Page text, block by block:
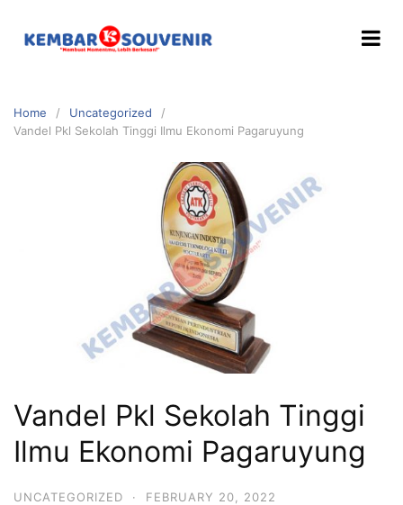
Home
Uncategorized
Vandel Pkl Sekolah Tinggi Ilmu Ekonomi Pagaruyung
Vandel Pkl Sekolah Tinggi
Ilmu Ekonomi Pagaruyung
UNCATEGORIZED · FEBRUARY 20, 2022